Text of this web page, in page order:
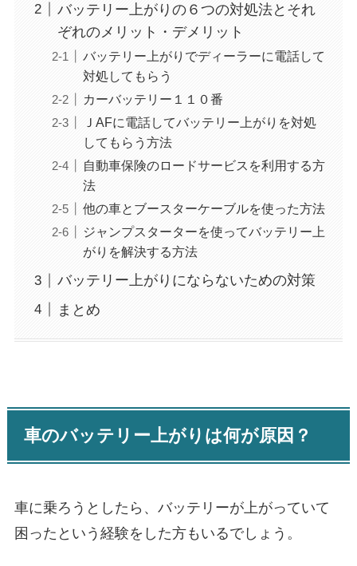
バッテリー上がりの６つの対処法とそれ
ぞれのメリット・デメリット
バッテリー上がりでディーラーに電話して
対処してもらう
カーバッテリー１１０番
ＪAFに電話してバッテリー上がりを対処
してもらう方法
自動車保険のロードサービスを利用する方
法
他の車とブースターケーブルを使った方法
ジャンプスターターを使ってバッテリー上
がりを解決する方法
バッテリー上がりにならないための対策
まとめ
車のバッテリー上がりは何が原因？
車に乗ろうとしたら、バッテリーが上がっていて
困ったという経験をした方もいるでしょう。